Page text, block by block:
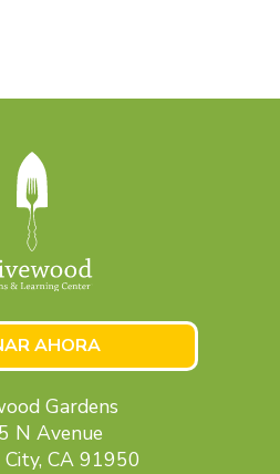
AHORA
Gardens
N Avenue
CA 91950